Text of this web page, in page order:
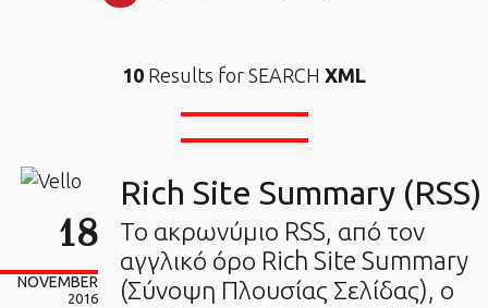
10 Results for SEARCH XML
18
NOVEMBER
2016
Rich Site Summary (RSS)
Το ακρωνύμιο RSS, από τον
αγγλικό όρο Rich Site Summary
(Σύνοψη Πλουσίας Σελίδας), ο